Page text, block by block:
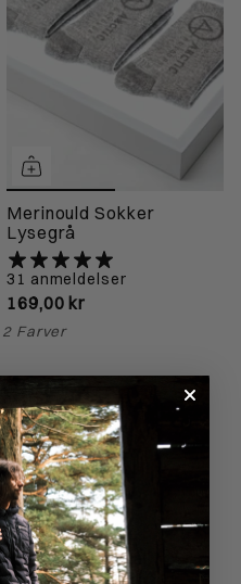
Merinould Sokker
Lysegrå
31 anmeldelser
169,00 kr
2 Farver